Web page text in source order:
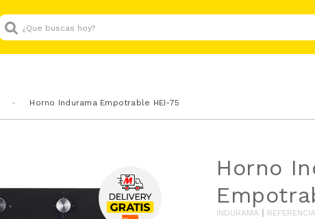
buscas hoy?
Horno Indurama Empotrable HEI-75
Horno
INDURAMA REFERENCIA